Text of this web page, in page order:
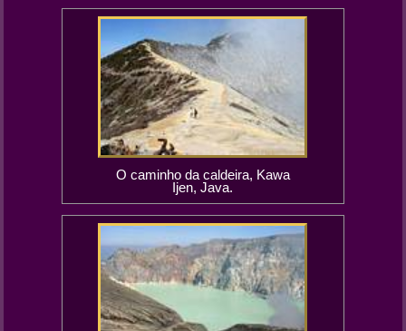
O caminho da caldeira, Kawa
Ijen, Java.